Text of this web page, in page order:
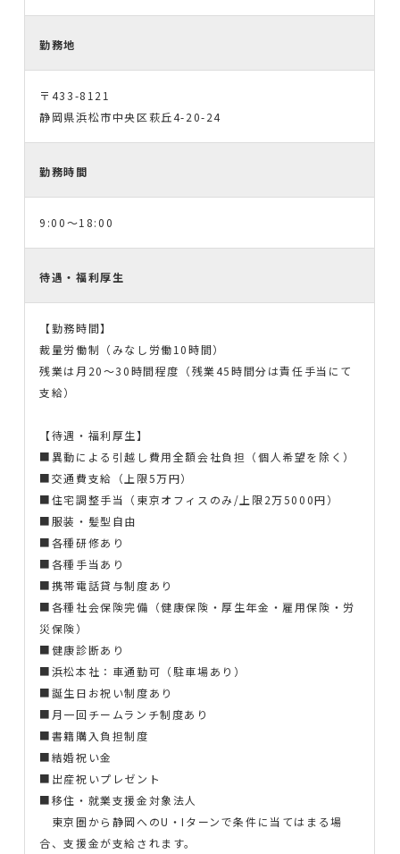
勤務地
〒433-8121
静岡県浜松市中央区萩丘4-20-24
勤務時間
9:00～18:00
待遇・福利厚生
【勤務時間】
裁量労働制（みなし労働10時間）
残業は月20～30時間程度（残業45時間分は責任手当にて
支給）
【待遇・福利厚生】
■異動による引越し費用全額会社負担（個人希望を除く）
■交通費支給（上限5万円）
■住宅調整手当（東京オフィスのみ/上限2万5000円）
■服装・髪型自由
■各種研修あり
■各種手当あり
■携帯電話貸与制度あり
■各種社会保険完備（健康保険・厚生年金・雇用保険・労
災保険）
■健康診断あり
■浜松本社：車通勤可（駐車場あり）
■誕生日お祝い制度あり
■月一回チームランチ制度あり
■書籍購入負担制度
■結婚祝い金
■出産祝いプレゼント
■移住・就業支援金対象法人
東京圏から静岡へのU・Iターンで条件に当てはまる場
合、支援金が支給されます。